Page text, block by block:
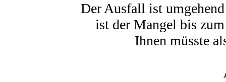
Der Ausfall ist
ist der Mangel bis zum
Ihnen müsste